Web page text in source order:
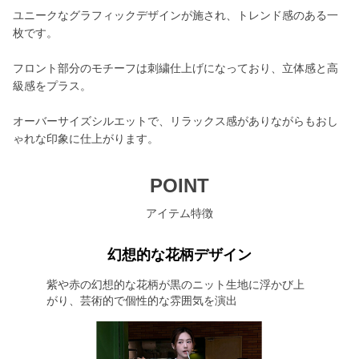
ユニークなグラフィックデザインが施され、トレンド感のある一
枚です。
フロント部分のモチーフは刺繍仕上げになっており、立体感と高
級感をプラス。
オーバーサイズシルエットで、リラックス感がありながらもおし
ゃれな印象に仕上がります。
POINT
アイテム特徴
幻想的な花柄デザイン
紫や赤の幻想的な花柄が黒のニット生地に浮かび上
がり、芸術的で個性的な雰囲気を演出